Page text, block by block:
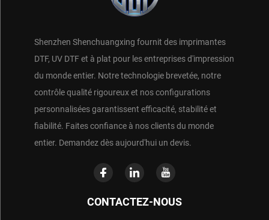
Shenzhen Shenchuangxing fournit des imprimantes
DTF, UV DTF et à plat pour les entreprises d'impression
du monde entier. Notre technologie brevetée, notre
contrôle qualité rigoureux et nos configurations
personnalisées garantissent efficacité, stabilité et
fiabilité. Faites confiance à nos clients du monde
entier. Demandez dès aujourd'hui un devis.
CONTACTEZ-NOUS